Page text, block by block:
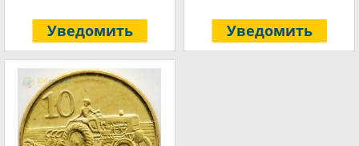
Уведомить Уведомить